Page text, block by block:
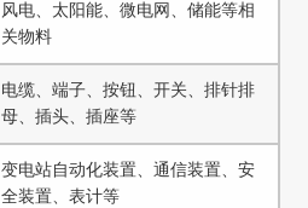
风电、太阳能、微电网、储能等相
关物料
电缆、端子、按钮、开关、排针排
母、插头、插座等
变电站自动化装置、通信装置、安
全装置、表计等